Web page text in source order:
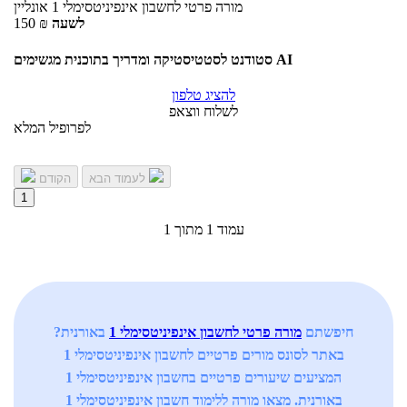
מורה פרטי לחשבון אינפיניטסימלי 1
אונליין
150 ₪ לשעה
סטודנט לסטטיסטיקה ומדריך בתוכנית מגשימים AI
להציג טלפון
לשלוח ווצאפ
לפרופיל המלא
הקודם
1
עמוד 1 מתוך 1
חיפשתם מורה פרטי לחשבון אינפיניטסימלי 1
באורנית?
באתר לסונס מורים פרטיים לחשבון אינפיניטסימלי 1
המציעים שיעורים פרטיים בחשבון אינפיניטסימלי 1
באורנית. מצאו מורה ללימוד חשבון אינפיניטסימלי 1